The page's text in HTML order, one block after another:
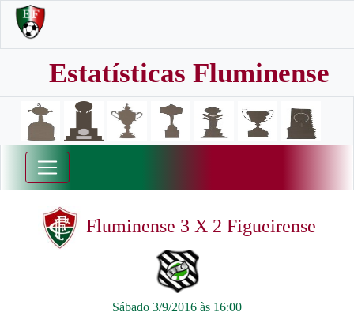
Estatísticas Fluminense
Fluminense 3 X 2 Figueirense
Sábado 3/9/2016 às 16:00